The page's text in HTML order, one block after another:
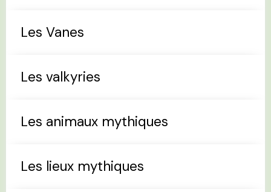
Les Vanes
Les valkyries
Les animaux mythiques
Les lieux mythiques